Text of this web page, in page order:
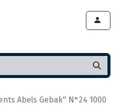
Abels Gebak" N°24 1000